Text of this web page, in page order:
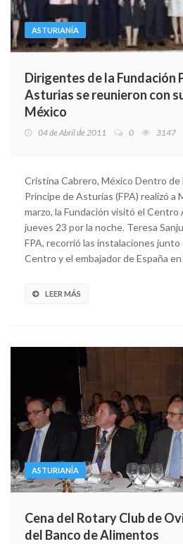
ASTURIANÍA
Dirigentes de la Fundación
Asturias se reunieron con
México
04 de Abril de 2011 0 3147
Cristina Cabrero, México Dentro de
Príncipe de Asturias (FPA) realizó a
marzo, la Fundación visitó el
jueves 23 por la noche. Teresa
FPA, recorrió las instalaciones
Centro y el embajador de España en
LEER MÁS
ASTURIANÍA
Cena del Rotary Club de
del Banco de Alimentos